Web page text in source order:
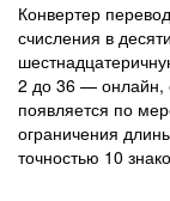
Конвертер
счисления в
2 до 36 — онлайн,
появляется по
ограничения
точностью 10